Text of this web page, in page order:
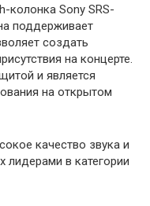
колонка Sony SRS-
поддерживает
создать
на концерте.
и является
на открытом
качество звука и
лидерами в категории